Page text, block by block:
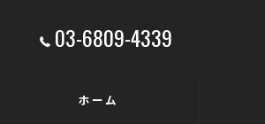
03-6809-4339
ホーム